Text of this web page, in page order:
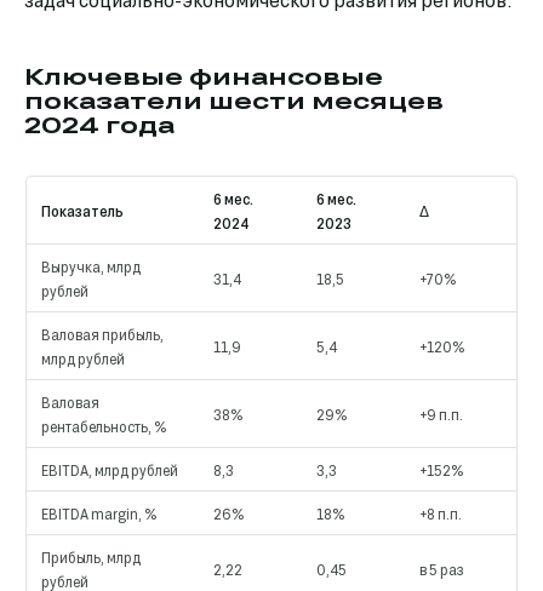
Ключевые финансовые
показатели шести месяцев
2024 года
Показатель
6 мес.
2024
6 мес.
2023
Δ
Выручка, млрд
рублей
31,4 18,5 +70%
Валовая прибыль,
млрд рублей
11,9 5,4 +120%
Валовая
рентабельность, %
38% 29% +9 п.п.
EBITDA, млрд рублей 8,3 3,3 +152%
EBITDA margin, % 26% 18% +8 п.п.
Прибыль, млрд
рублей
2,22 0,45 в 5 раз